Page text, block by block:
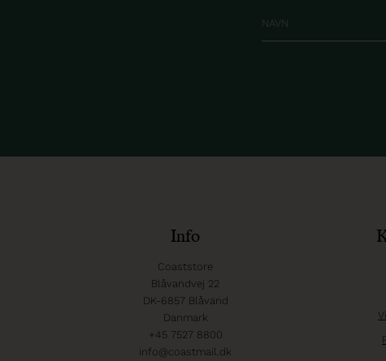
Info
Coaststore
Blåvandvej 22
DK-6857 Blåvand
Danmark
+45 7527 8800
info@coastmail.dk